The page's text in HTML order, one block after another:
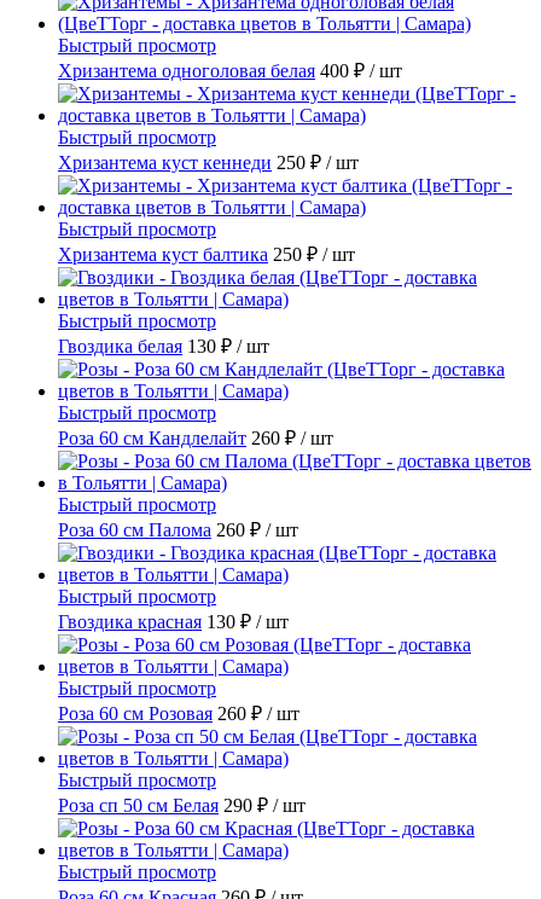
Быстрый просмотр
Хризантема одноголовая белая 400 ₽ / шт
Быстрый просмотр
Хризантема куст кеннеди 250 ₽ / шт
Быстрый просмотр
Хризантема куст балтика 250 ₽ / шт
Быстрый просмотр
Гвоздика белая 130 ₽ / шт
Быстрый просмотр
Роза 60 см Кандлелайт 260 ₽ / шт
Быстрый просмотр
Роза 60 см Палома 260 ₽ / шт
Быстрый просмотр
Гвоздика красная 130 ₽ / шт
Быстрый просмотр
Роза 60 см Розовая 260 ₽ / шт
Быстрый просмотр
Роза сп 50 см Белая 290 ₽ / шт
Быстрый просмотр